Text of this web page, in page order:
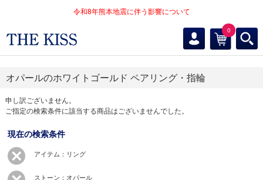
令和8年熊本地震に伴う影響について
0
オパールのホワイトゴールド ペアリング・指輪
申し訳ございません。
ご指定の検索条件に該当する商品はございませんでした。
現在の検索条件
アイテム：リング
ストーン：オパール